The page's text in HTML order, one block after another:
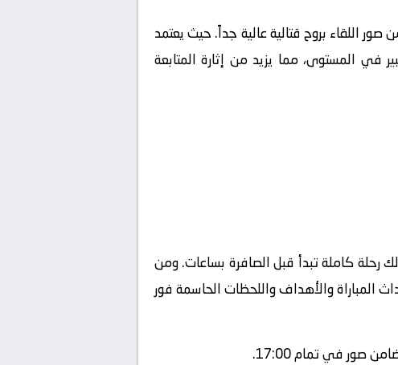
صور اللقاء بروح قتالية عالية جداً. حيث يعتمد
في المستوى، مما يزيد من إثارة المتابعة
رحلة كاملة تبدأ قبل الصافرة بساعات. ومن
المباراة والأهداف واللحظات الحاسمة فور
صور في تمام 17:00.